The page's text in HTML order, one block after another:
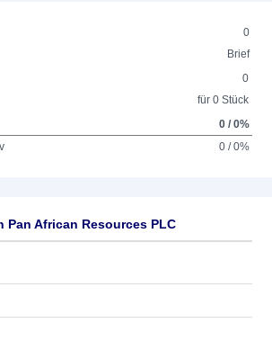
0
Brief
0
für 0 Stück
0 / 0%
0 / 0%
Pan African Resources PLC